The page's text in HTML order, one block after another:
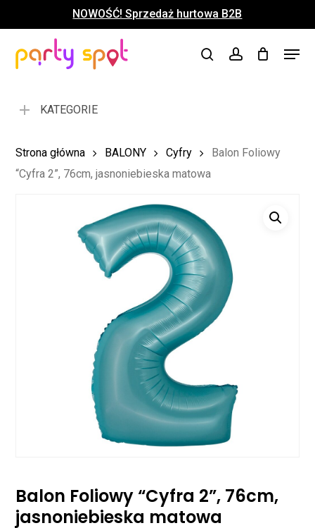
to
content
NOWOŚĆ! Sprzedaż hurtowa B2B
searchaccount
Menu
Koszyk Close
KATEGORIE
Strona główna BALONY Cyfry
Balon Foliowy
“Cyfra 2”, 76cm, jasnoniebieska matowa
Balon Foliowy “Cyfra 2”, 76cm,
jasnoniebieska matowa
Menu